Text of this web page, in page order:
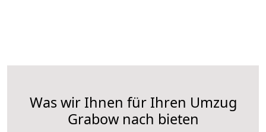
Was wir Ihnen für Ihren Umzug
Grabow nach bieten